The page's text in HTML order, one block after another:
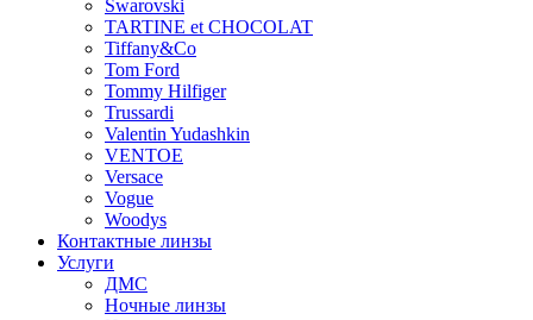
Swarovski
TARTINE et CHOCOLAT
Tiffany&Co
Tom Ford
Tommy Hilfiger
Trussardi
Valentin Yudashkin
VENTOE
Versace
Vogue
Woodys
Контактные линзы
Услуги
ДМС
Ночные линзы